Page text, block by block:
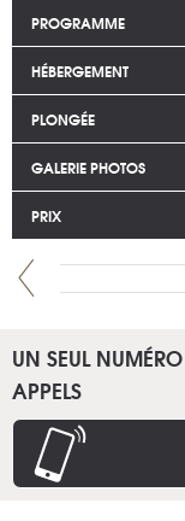
PROGRAMME
HÉBERGEMENT
PLONGÉE
GALERIE PHOTOS
PRIX
UN SEUL
APPELS